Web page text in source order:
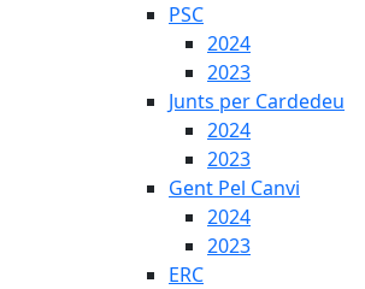
PSC
2024
2023
Junts per Cardedeu
2024
2023
Gent Pel Canvi
2024
2023
ERC